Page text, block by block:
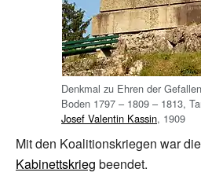
Denkmal zu Ehren der
Boden 1797 – 1809 – 1813,
Josef Valentin Kassin, 1909
Mit den Koalitionskriegen war
Kabinettskrieg beendet.